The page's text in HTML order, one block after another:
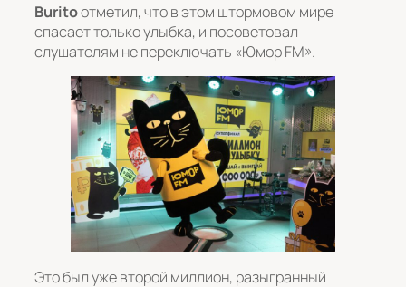
Buritoотметил, что в этом штормовом мире
спасает только улыбка, и посоветовал
слушателям не переключать «Юмор FM».
Это был уже второй миллион, разыгранный